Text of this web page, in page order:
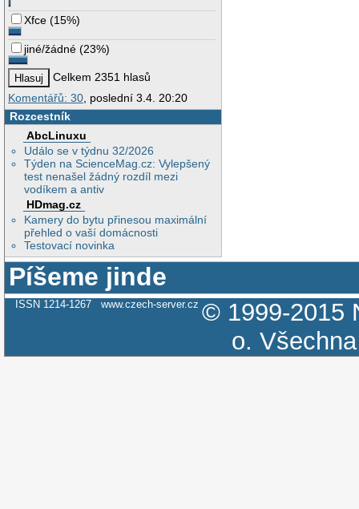
Xfce (15%)
jiné/žádné (23%)
Celkem 2351 hlasů
Komentářů: 30 , poslední 3.4. 20:20
Rozcestník
AbcLinuxu
Událo se v týdnu 32/2026
Týden na ScienceMag.cz: Vylepšený
test nenašel žádný rozdíl mezi
vodíkem a antiv
HDmag.cz
Kamery do bytu přinesou maximální
přehled o vaší domácnosti
Testovací novinka
Píšeme jinde
ISSN 1214-1267 www.czech-server.cz © 1999-2015
o.